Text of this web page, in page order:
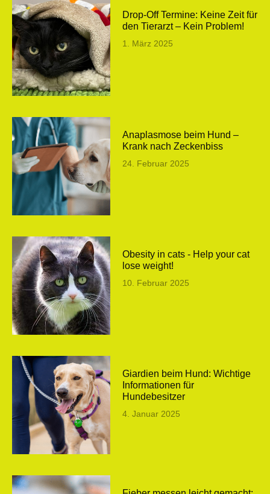
Drop-Off Termine: Keine Zeit für
den Tierarzt – Kein Problem!
1. März 2025
Anaplasmose beim Hund –
Krank nach Zeckenbiss
24. Februar 2025
Obesity in cats - Help your cat
lose weight!
10. Februar 2025
Giardien beim Hund: Wichtige
Informationen für
Hundebesitzer
4. Januar 2025